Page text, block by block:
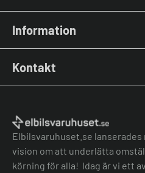
Laddkablar
Kabelhållare
Stolpar & Fästen
Information
Lastbalansering
Grön teknik bidrag
Jämför laddboxar
Köpvillkor
Kontakt
Elbilsvaruhuset.se lanserades
vision om att underlätta
körning för alla! Idag är vi ett